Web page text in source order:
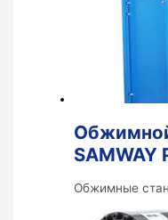
SAMWAY
Обжимные